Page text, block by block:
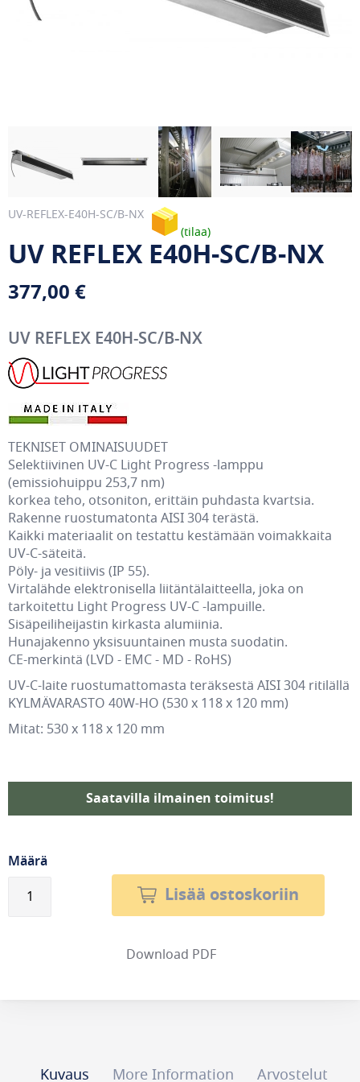
UV-REFLEX-E40H-SC/B-NX
tilaa
UV REFLEX E40H-SC/B-NX
377,00 €
UV REFLEX E40H-SC/B-NX
TEKNISET OMINAISUUDET
Selektiivinen UV-C Light Progress -lamppu
(emissiohuippu 253,7 nm)
korkea teho, otsoniton, erittäin puhdasta kvartsia.
Rakenne ruostumatonta AISI 304 terästä.
Kaikki materiaalit on testattu kestämään voimakkaita
UV-C-säteitä.
Pöly- ja vesitiivis (IP 55).
Virtalähde elektronisella liitäntälaitteella, joka on
tarkoitettu Light Progress UV-C -lampuille.
Sisäpeiliheijastin kirkasta alumiinia.
Hunajakenno yksisuuntainen musta suodatin.
CE-merkintä (LVD - EMC - MD - RoHS)
UV-C-laite ruostumattomasta teräksestä AISI 304 ritilällä
KYLMÄVARASTO 40W-HO (530 x 118 x 120 mm)
Mitat: 530 x 118 x 120 mm
Saatavilla ilmainen toimitus!
Määrä
Lisää ostoskoriin
Download PDF
Kuvaus More Information Arvostelut